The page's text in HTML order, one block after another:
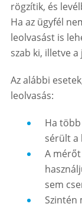
rögzítik, és
Ha az ügyfél
leolvasást is
szab ki, illetve
Az alábbi
leolvasás:
Ha
sérült a
A
sem
Szintén